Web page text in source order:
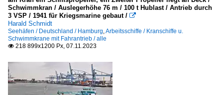
Schwimmkran / Auslegerhöhe 76 m / 100 t Hublast / Antrieb durch
3 VSP / 1941 für Kriegsmarine gebaut / 
Harald Schmidt
Seehäfen / Deutschland / Hamburg,Arbeitsschiffe / Kranschiffe u.
Schwimmkrane mit Fahrantrieb / alle
 218 899x1200 Px, 07.11.2023